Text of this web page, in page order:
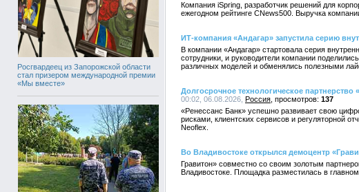
Росгвардеец из Запорожской области
стал призером международной премии
«Мы вместе»
Компания iSpring, разработчик решений для
ежегодном рейтинге CNews500. Выручка
ИТ-компания «Андагар» запустила серию
В компании «Андагар» стартовала серия
сотрудники, и руководители компании
различных моделей и обменялись полезными
Долгосрочное технологическое
00:02, 06.08.2026, Россия
137
«Ренессанс Банк» успешно развивает свою
рисками, клиентских сервисов и регуляторной
Neoflex.
Во Владивостоке открылся демоцентр
Гравитон» совместно со своим золотым
Владивостоке. Площадка разместилась в